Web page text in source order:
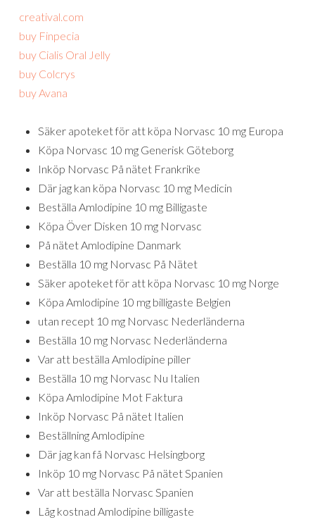
creatival.com
buy Finpecia
buy Cialis Oral Jelly
buy Colcrys
buy Avana
Säker apoteket för att köpa Norvasc 10 mg Europa
Köpa Norvasc 10 mg Generisk Göteborg
Inköp Norvasc På nätet Frankrike
Där jag kan köpa Norvasc 10 mg Medicin
Beställa Amlodipine 10 mg Billigaste
Köpa Över Disken 10 mg Norvasc
På nätet Amlodipine Danmark
Beställa 10 mg Norvasc På Nätet
Säker apoteket för att köpa Norvasc 10 mg Norge
Köpa Amlodipine 10 mg billigaste Belgien
utan recept 10 mg Norvasc Nederländerna
Beställa 10 mg Norvasc Nederländerna
Var att beställa Amlodipine piller
Beställa 10 mg Norvasc Nu Italien
Köpa Amlodipine Mot Faktura
Inköp Norvasc På nätet Italien
Beställning Amlodipine
Där jag kan få Norvasc Helsingborg
Inköp 10 mg Norvasc På nätet Spanien
Var att beställa Norvasc Spanien
Låg kostnad Amlodipine billigaste